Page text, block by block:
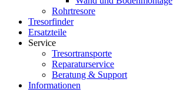
Rohrtresore
Tresorfinder
Ersatzteile
Service
Tresortransporte
Reparaturservice
Beratung & Support
Informationen